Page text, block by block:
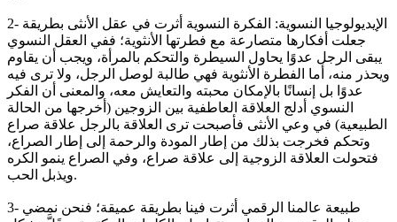
2- الإيديولوجيا النسوية: الفكرة النسوية أثرت في عقل الأنثى بطريقة
جعلت أفكارها متصارعة مع فطرتها الأنثوية؛ ففي العقل النسوي
يبقى الرجل عدوًا يحاول السيطرة والتحكم بالمرأة، ويجب أن يقاوم
ويحذر منه، أما الفطرة الأنثوية فهي طالبة لوصل الرجل، ولا ترى فيه
عدوًا بل إنسانًا بالإمكان محبته والتعايش معه، والمعنى أن الفكر
النسوي أدلج العلاقة العاطفية بين الزوجين (أخرجها من الحالة
الطبيعية) في وعي الأنثى فأصبحت ترى العلاقة بالرجل علاقة صراع
وتحكم فخرجت بذلك من إطار المودة والرحمة إلى إطار الصراع،
فتحولت العلاقة الزوجية إلى علاقة صراع، وفي الصراع ينمو الكره
ويذبل الحب.
3- طبيعة عالمنا الرقمي أثرت فينا بطريقة عميقة؛ فنحن نمضي